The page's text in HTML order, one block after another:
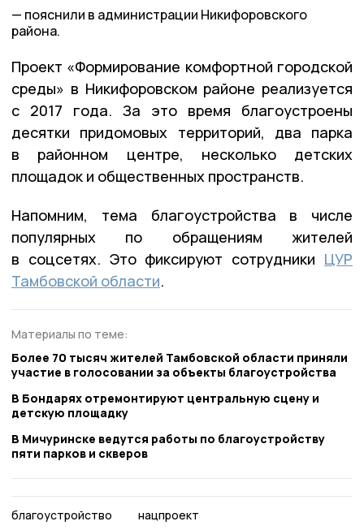
пояснили в администрации Никифоровского
района.
Проект «Формирование комфортной городской
среды» в Никифоровском районе реализуется
с 2017 года. За это время благоустроены
десятки придомовых территорий, два парка
в районном центре, несколько детских
площадок и общественных пространств.
Напомним, тема благоустройства в числе
популярных по обращениям жителей
в соцсетях. Это фиксируют сотрудники ЦУР
Тамбовской области.
Материалы по теме:
Более 70 тысяч жителей Тамбовской области приняли
участие в голосовании за объекты благоустройства
В Бондарях отремонтируют центральную сцену и
детскую площадку
В Мичуринске ведутся работы по благоустройству
пяти парков и скверов
благоустройство нацпроект